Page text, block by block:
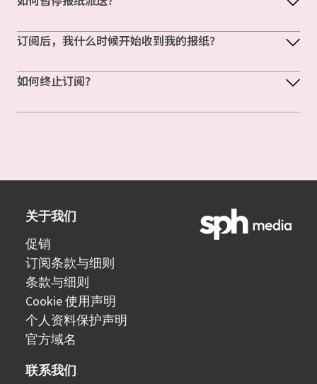
订阅后，我什么时候开始收到我的报纸？
如何终止订阅？
关于我们
促销
订阅条款与细则
条款与细则
Cookie 使用声明
个人资料保护声明
官方域名
联系我们